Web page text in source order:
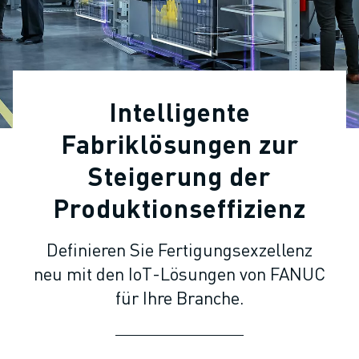
KOLLABORATIVE ROBOTER
ROBOTERPALETTE
ROBOTER-STEUERUNGEN
ROBOTER-ZUBEHÖR
ROBOTER-SOFTWARE
SIMULATIONSSOFTWARE
ROBOTIK-PRODUKTE FÜR DEN BILDUNGSBEREICH
ROBOTER-AUTOMATISIERUNG
KOMPAKTE CNC-BEARBEITUNGSZENTREN
ROBODRILL-FILTER
ROBODRILL KOMPAKTE CNC-BEARBEITUNGSZENTREN
ROBODRILL SOFTWARE
ROBODRILL VORBEUGENDE WARTUNG
ROBODRILL NACHHALTIGKEIT
Intelligente
Fabriklösungen zur
Steigerung der
Produktionseffizienz
Definieren Sie Fertigungsexzellenz
neu mit den IoT-Lösungen von FANUC
für Ihre Branche.